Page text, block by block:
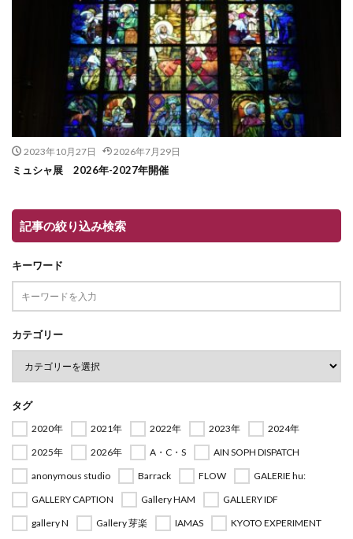
2023年10月27日 2026年7月29日
ミュシャ展 2026年-2027年開催
記事の絞り込み検索
キーワード
カテゴリー
タグ
2020年 2021年 2022年 2023年
2024年
2025年
2026年 A・C・S
AIN SOPH DISPATCH
anonymous studio
Barrack FLOW
GALERIE hu:
GALLERY CAPTION
Gallery HAM
GALLERY IDF
gallery N
Gallery 芽楽 IAMAS
KYOTO EXPERIMENT